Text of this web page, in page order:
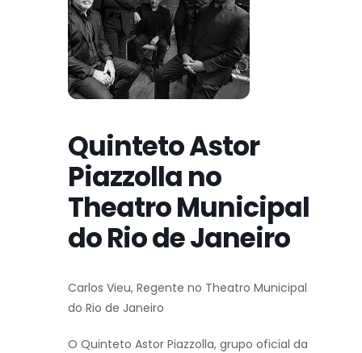
Quinteto Astor
Piazzolla no
Theatro Municipal
do Rio de Janeiro
Carlos Vieu, Regente no Theatro Municipal
do Rio de Janeiro
O Quinteto Astor Piazzolla, grupo oficial da